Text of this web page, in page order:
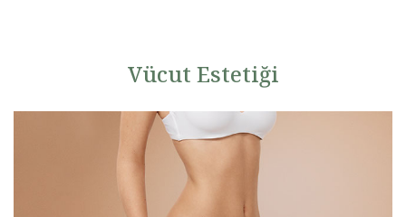
Vücut Estetiği